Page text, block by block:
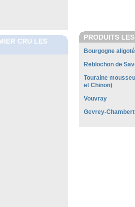
CRU LES
PRODUITS
Bourgogne aligoté
Reblochon de
Touraine
et Chinon)
Vouvray
Gevrey-